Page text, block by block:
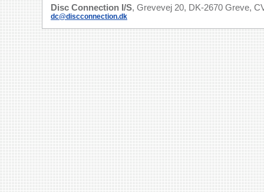
Disc Connection I/S, Grevevej 20, DK-2670 Greve,
dc@discconnection.dk